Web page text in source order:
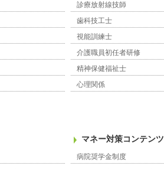
診療放射線技師
歯科技工士
視能訓練士
介護職員初任者研修
精神保健福祉士
心理関係
マネー対策コンテンツ
病院奨学金制度